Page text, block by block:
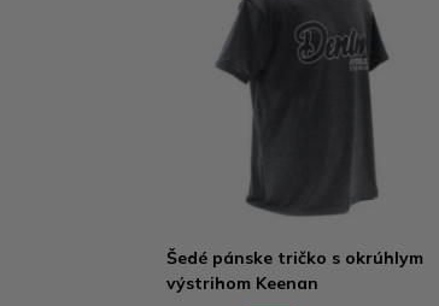
Šedé pánske tričko s okrúhlym
výstrihom Keenan